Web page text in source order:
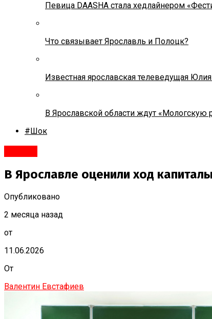
Певица DAASHA стала хедлайнером
Что связывает Ярославль и Полоцк?
Известная ярославская телеведущая
В Ярославской области ждут «Мологскую
#Шок
В Ярославле оценили ход
Опубликовано
2 месяца назад
от
11.06.2026
От
Валентин Евстафиев